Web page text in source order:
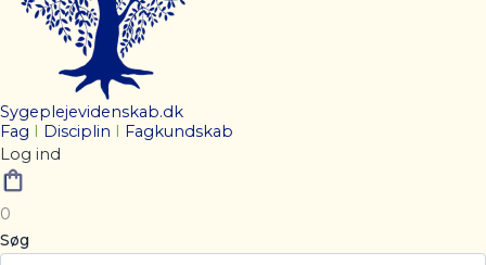
Sygeplejevidenskab.dk
Fag
Disciplin
Fagkundskab
Log ind
0
Søg